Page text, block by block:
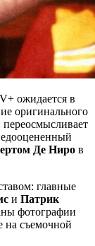
ожидается в
оригинального
переосмысливает
Де Ниро в
главные
и Патрик
фотографии
на съемочной